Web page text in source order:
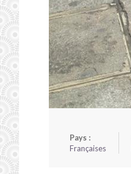
Pays :
Françaises